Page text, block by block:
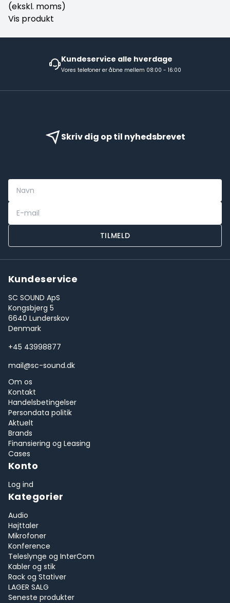
(ekskl. moms)
Vis produkt
Kundeservice alle hverdage
Vores telefoner er åbne mellem 08:00 - 16:00
Skriv dig op til nyhedsbrevet
TILMELD
Kundeservice
SC SOUND ApS
Kongsbjerg 5
6640 Lunderskov
Denmark
+45 43998877
mail@sc-sound.dk
Om os
Kontakt
Handelsbetingelser
Persondata politik
Aktuelt
Brands
Finansiering og Leasing
Cases
Konto
Log ind
Kategorier
Audio
Højttaler
Mikrofoner
Konference
Teleslynge og InterCom
Kabler og stik
Rack og Stativer
LAGER SALG
Seneste produkter